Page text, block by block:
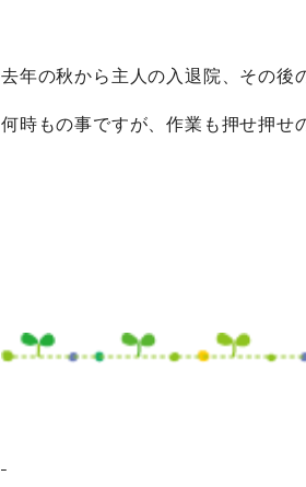
去年の秋から主人の入退院、その後
何時もの事ですが、作業も押せ押せ